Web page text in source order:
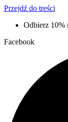
Przejdź do treści
Odbierz
Facebook